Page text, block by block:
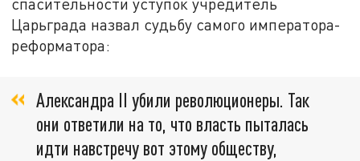
спасительности уступок учредитель
Царьграда назвал судьбу самого императора-
реформатора:
Александра II убили революционеры. Так
они ответили на то, что власть пыталась
идти навстречу вот этому обществу,